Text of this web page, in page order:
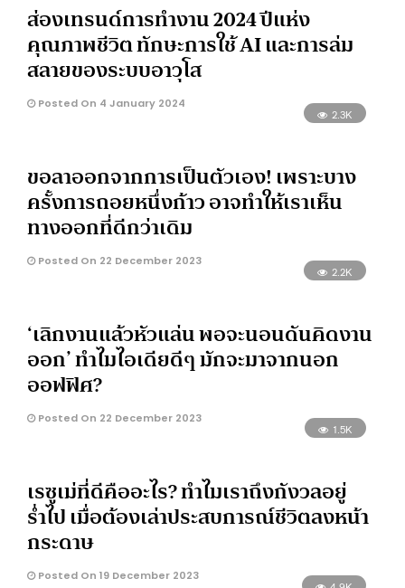
ส่องเทรนด์การทำงาน 2024 ปีแห่ง
คุณภาพชีวิต ทักษะการใช้ AI และการล่ม
สลายของระบบอาวุโส
Posted On 4 January 2024
2.3K
ขอลาออกจากการเป็นตัวเอง! เพราะบาง
ครั้งการถอยหนึ่งก้าว อาจทำให้เราเห็น
ทางออกที่ดีกว่าเดิม
Posted On 22 December 2023
2.2K
‘เลิกงานแล้วหัวแล่น พอจะนอนดันคิดงาน
ออก’ ทำไมไอเดียดีๆ มักจะมาจากนอก
ออฟฟิศ?
Posted On 22 December 2023
1.5K
เรซูเม่ที่ดีคืออะไร? ทำไมเราถึงกังวลอยู่
ร่ำไป เมื่อต้องเล่าประสบการณ์ชีวิตลงหน้า
กระดาษ
Posted On 19 December 2023